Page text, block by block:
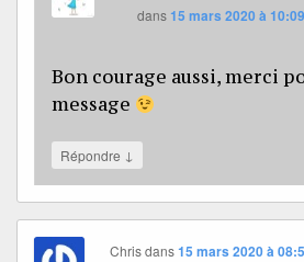
dans15 mars 2020 à 10:09
Bon courage aussi, merci
message
Répondre ↓
Chrisdans15 mars 2020 à